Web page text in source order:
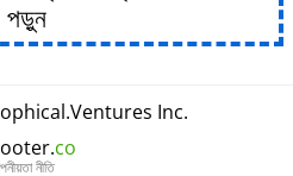
পড়ুন
.Ventures Inc.
co
নীতি